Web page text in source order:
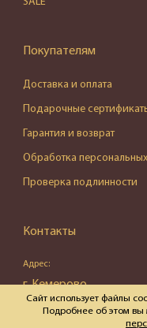
Покупателям
Доставка и оплата
Подарочные
Гарантия и возврат
Обработка
Проверка подлинности
Контакты
Адрес:
г. Кемерово,
ул. Весенняя, д. 16,
Сайт использует файлы
Подробнее об этом вы